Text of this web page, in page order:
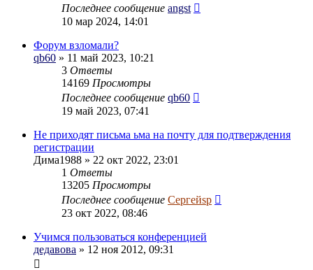
Последнее сообщение angst
10 мар 2024, 14:01
Форум взломали?
qb60 » 11 май 2023, 10:21
3 Ответы
14169 Просмотры
Последнее сообщение qb60
19 май 2023, 07:41
Не приходят письма ьма на почту для подтверждения
регистрации
Дима1988 » 22 окт 2022, 23:01
1 Ответы
13205 Просмотры
Последнее сообщение Сергейsp
23 окт 2022, 08:46
Учимся пользоваться конференцией
дедавова » 12 ноя 2012, 09:31